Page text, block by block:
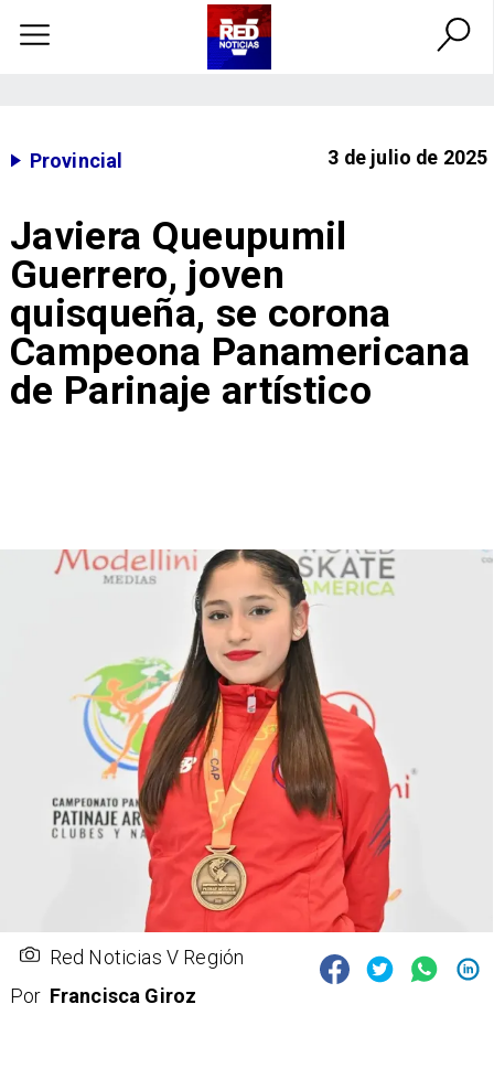
Provincial 3 de julio de 2025
Javiera Queupumil
Guerrero, joven
quisqueña, se corona
Campeona Panamericana
de Parinaje artístico
Red Noticias V Región
Por Francisca Giroz